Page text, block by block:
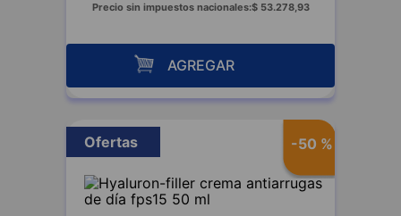
Precio sin impuestos nacionales:$ 53.278,93
AGREGAR
-50 %
Ofertas